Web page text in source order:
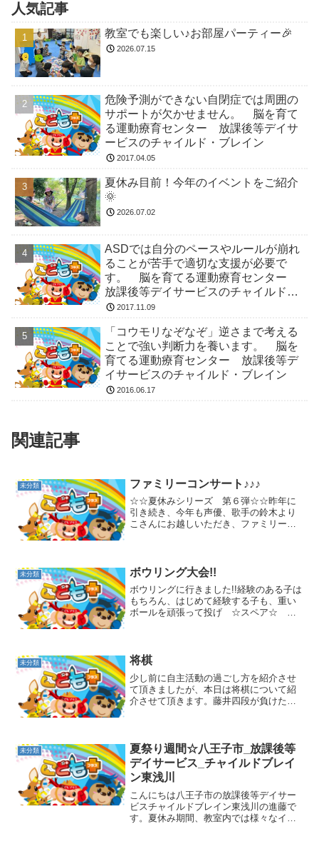
人気記事
教室でも楽しい♪お部屋パーティー🎉
2026.07.15
危険予測ができない自閉症では周囲の
サポートが欠かせません。 脳を育て
る運動療育センター 放課後等デイサ
ービスのチャイルド・ブレイン
2017.04.05
夏休み目前！今年のイベントをご紹介
🌞
2026.07.02
ASDでは自分のペースやルールが崩れ
ることが苦手で適切な支援が必要で
す。 脳を育てる運動療育センター
放課後等デイサービスのチャイルド・
ブレイン
2017.11.09
「コウモリなぞなぞ」逆さまで考える
ことで強い判断力を養います。 脳を
育てる運動療育センター 放課後等デ
イサービスのチャイルド・ブレイン
2016.06.17
関連記事
未分類 ファミリーコンサート♪♪♪
☆☆夏休みシリーズ 第６弾☆☆昨年に
引き続き、今年も声優、歌手の鈴木より
こさんにお越しいただき、ファミリーコ
鈴木さんはディズニー...
未分類 ボウリング大会!!
ボウリングに行きました!!経験のある子は
もちろん、はじめて経験する子も、重い
ボールを頑張って投げ ☆スペア☆ を
了！またチャレンジし...
未分類 将棋
少し前に自主活動の過ごし方を紹介させ
て頂きましたが、本日は将棋について紹
介させて頂きます。藤井四段が負けた後
「現実みようよ」と言われる...
未分類
夏祭り週間☆八王子市_放課後等
デイサービス_チャイルドブレイ
ン東浅川
こんにちは八王子市の放課後等デイサー
ビスチャイルドブレイン東浅川の進藤で
す。夏休み期間、教室内では様々なイベ